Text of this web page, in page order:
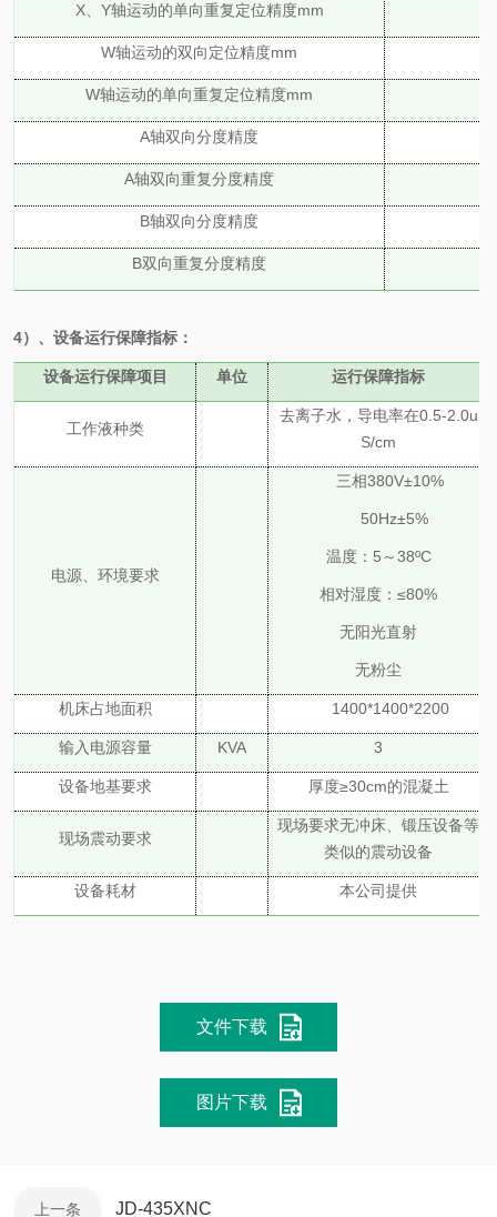
X、Y轴运动的单向重复定位精度mm
W轴运动的双向定位精度mm
W轴运动的单向重复定位精度mm
A轴双向分度精度
A轴双向重复分度精度
B轴双向分度精度
B双向重复分度精度
4） 、设备运行保障指标：
设备运行保障项目 单位 运行保障指标
工作液种类
去离子水，导电率在0.5-2.0u
S/cm
电源、环境要求
三相380V±10%
50Hz±5%
温度： 5～38ºC
相对湿度： ≤80%
无阳光直射
无粉尘
机床占地面积 1400*1400*2200
输入电源容量 KVA 3
设备地基要求 厚度≥30cm的混凝土
现场震动要求
现场要求无冲床、锻压设备等
类似的震动设备
设备耗材 本公司提供
文件下载
图片下载
上一条 JD-435XNC